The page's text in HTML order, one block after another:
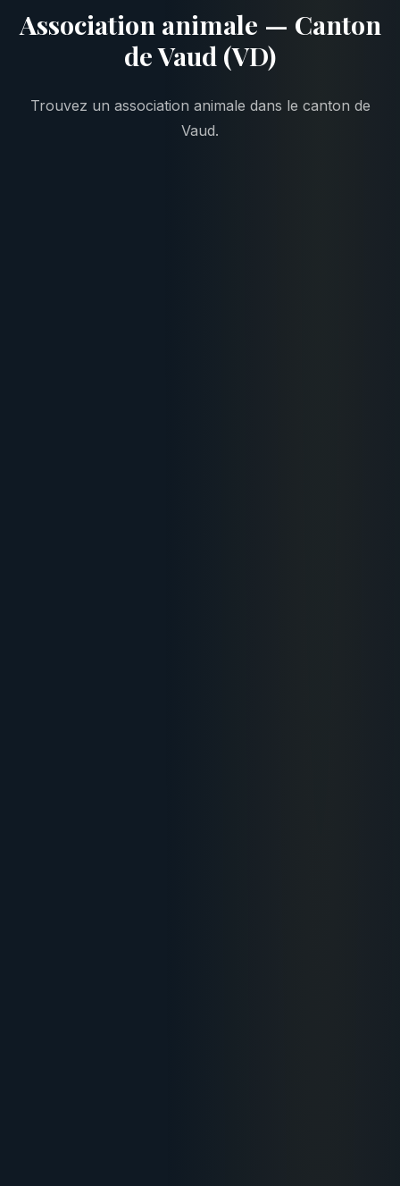
Association animale — Canton
de Vaud (VD)
Trouvez un association animale dans le canton de
Vaud.